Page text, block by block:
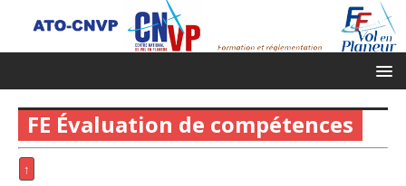
FE Évaluation de compétences
↑